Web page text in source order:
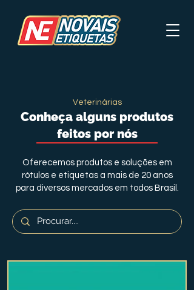
Veterinárias
Conheça alguns produtos
feitos por nós
Oferecemos produtos e soluções em
rótulos e etiquetas a mais de 20 anos
para diversos mercados em todos Brasil.